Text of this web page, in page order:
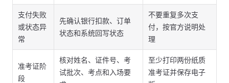
支付失败
或状态异
常
先确认银行扣款、订单
状态和系统回写状态
不要重复多次支
付，按官方说明处
理
准考证阶
段
核对姓名、证件号、考
试批次、考点和入场要
至少打印两份纸质
准考证并保存电子